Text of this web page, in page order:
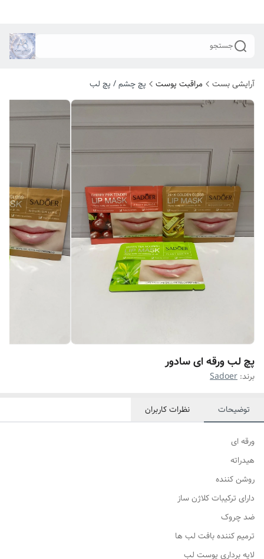
جستجو
آرایشی بست مراقبت پوست پچ چشم / پچ لب
پچ لب ورقه ای سادور
برند: Sadoer
توضیحات نظرات کاربران
ورقه ای
هیدراته
روشن کننده
دارای ترکیبات کلاژن ساز
ضد چروک
ترمیم کننده بافت لب ها
لایه برداری پوست لب